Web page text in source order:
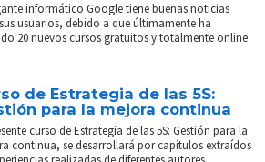
informático Google tiene buenas noticias
usuarios, debido a que últimamente ha
20 nuevos cursos gratuitos y totalmente online
de Estrategia de las 5S:
para la mejora continua
curso de Estrategia de las 5S: Gestión para la
continua, se desarrollará por capítulos extraídos